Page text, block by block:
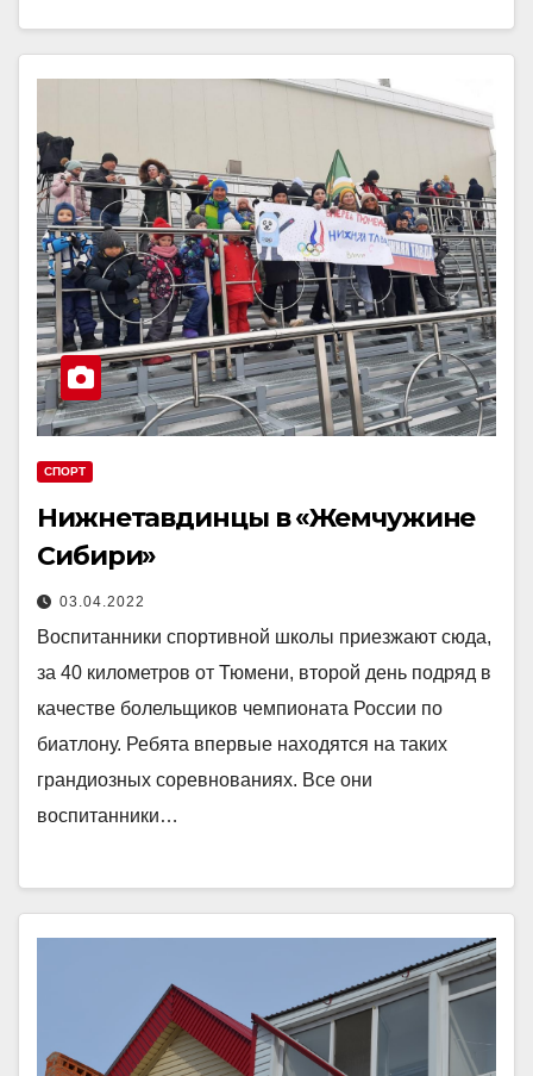
СПОРТ
Нижнетавдинцы в «Жемчужине
Сибири»
03.04.2022
Воспитанники спортивной школы приезжают сюда,
за 40 километров от Тюмени, второй день подряд в
качестве болельщиков чемпионата России по
биатлону. Ребята впервые находятся на таких
грандиозных соревнованиях. Все они
воспитанники…